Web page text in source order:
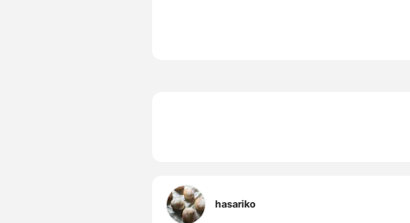
hasariko